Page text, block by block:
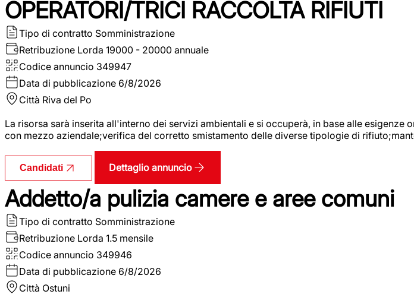
OPERATORI/TRICI RACCOLTA RIFIUTI
Tipo di contratto Somministrazione
Retribuzione Lorda 19000 - 20000 annuale
Codice annuncio 349947
Data di pubblicazione 6/8/2026
Città Riva del Po
La risorsa sarà inserita all'interno dei servizi ambientali e si occuperà, in base alle
con mezzo aziendale;verifica del corretto smistamento delle diverse tipologie di
Candidati Dettaglio annuncio
Addetto/a pulizia camere e aree comuni
Tipo di contratto Somministrazione
Retribuzione Lorda 1.5 mensile
Codice annuncio 349946
Data di pubblicazione 6/8/2026
Città Ostuni